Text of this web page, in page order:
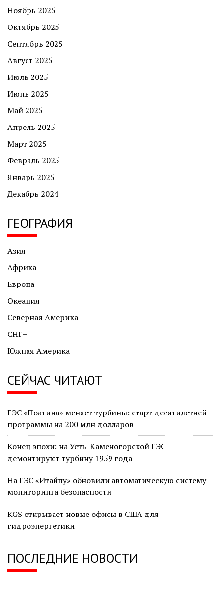
Ноябрь 2025
Октябрь 2025
Сентябрь 2025
Август 2025
Июль 2025
Июнь 2025
Май 2025
Апрель 2025
Март 2025
Февраль 2025
Январь 2025
Декабрь 2024
ГЕОГРАФИЯ
Азия
Африка
Европа
Океания
Северная Америка
СНГ+
Южная Америка
СЕЙЧАС ЧИТАЮТ
ГЭС «Поатина» меняет турбины: старт десятилетней
программы на 200 млн долларов
Конец эпохи: на Усть-Каменогорской ГЭС
демонтируют турбину 1959 года
На ГЭС «Итайпу» обновили автоматическую систему
мониторинга безопасности
KGS открывает новые офисы в США для
гидроэнергетики
ПОСЛЕДНИЕ НОВОСТИ